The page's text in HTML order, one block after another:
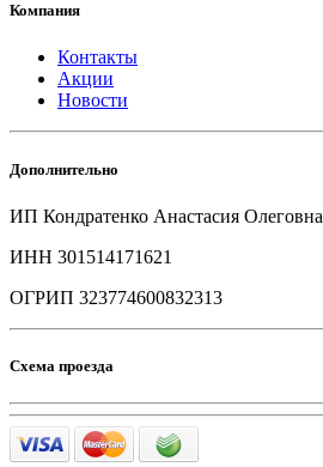
Компания
Контакты
Акции
Новости
Дополнительно
ИП Кондратенко Анастасия Олеговна
ИНН 301514171621
ОГРИП 323774600832313
Схема проезда